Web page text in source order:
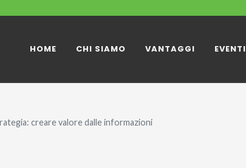
HOME CHI SIAMO VANTAGGI EVENTI
creare valore dalle informazioni